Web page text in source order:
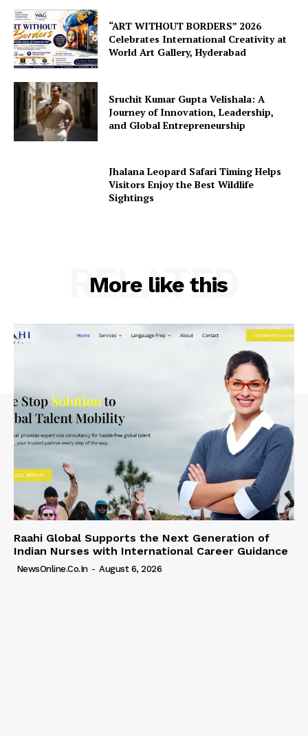
“ART WITHOUT BORDERS” 2026
Celebrates International Creativity at
World Art Gallery, Hyderabad
Sruchit Kumar Gupta Velishala: A
Journey of Innovation, Leadership,
and Global Entrepreneurship
Jhalana Leopard Safari Timing Helps
Visitors Enjoy the Best Wildlife
Sightings
More like this
RELATED
Raahi Global Supports the Next Generation of
Indian Nurses with International Career Guidance
NewsOnline.co.in - August 6, 2026